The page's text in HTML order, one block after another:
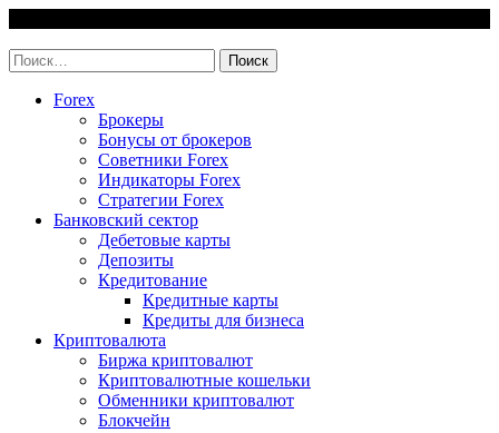
content
Найти:
Forex
Брокеры
Бонусы от брокеров
Советники Forex
Индикаторы Forex
Стратегии Forex
Банковский сектор
Дебетовые карты
Депозиты
Кредитование
Кредитные карты
Кредиты для бизнеса
Криптовалюта
Биржа криптовалют
Криптовалютные кошельки
Обменники криптовалют
Блокчейн